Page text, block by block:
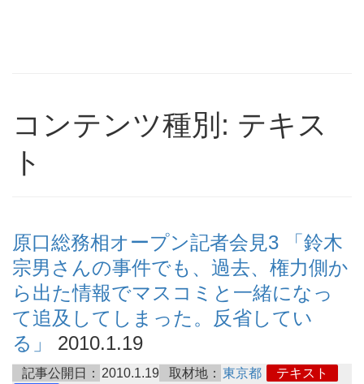
コンテンツ種別: テキス
ト
原口総務相オープン記者会見3 「鈴木
宗男さんの事件でも、過去、権力側か
ら出た情報でマスコミと一緒になっ
て追及してしまった。反省してい
る」
2010.1.19
記事公開日： 2010.1.19 取材地： 東京都
テキスト